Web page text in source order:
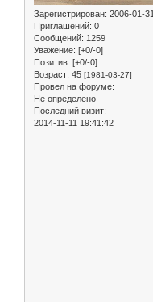
Зарегистрирован: 2006-01-31
Приглашений: 0
Сообщений: 1259
Уважение: [+0/-0]
Позитив: [+0/-0]
Возраст: 45 [1981-03-27]
Провел на форуме:
Не определено
Последний визит:
2014-11-11 19:41:42